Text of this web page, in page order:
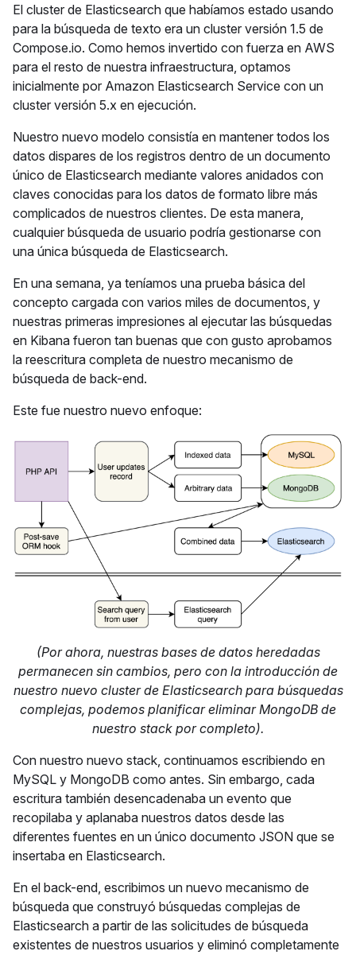
El cluster de Elasticsearch que habíamos estado usando
para la búsqueda de texto era un cluster versión 1.5 de
Compose.io. Como hemos invertido con fuerza en AWS
para el resto de nuestra infraestructura, optamos
inicialmente por Amazon Elasticsearch Service con un
cluster versión 5.x en ejecución.
Nuestro nuevo modelo consistía en mantener todos los
datos dispares de los registros dentro de un documento
único de Elasticsearch mediante valores anidados con
claves conocidas para los datos de formato libre más
complicados de nuestros clientes. De esta manera,
cualquier búsqueda de usuario podría gestionarse con
una única búsqueda de Elasticsearch.
En una semana, ya teníamos una prueba básica del
concepto cargada con varios miles de documentos, y
nuestras primeras impresiones al ejecutar las búsquedas
en Kibana fueron tan buenas que con gusto aprobamos
la reescritura completa de nuestro mecanismo de
búsqueda de back-end.
Este fue nuestro nuevo enfoque:
(Por ahora, nuestras bases de datos heredadas
permanecen sin cambios, pero con la introducción de
nuestro nuevo cluster de Elasticsearch para búsquedas
complejas, podemos planificar eliminar MongoDB de
nuestro stack por completo).
Con nuestro nuevo stack, continuamos escribiendo en
MySQL y MongoDB como antes. Sin embargo, cada
escritura también desencadenaba un evento que
recopilaba y aplanaba nuestros datos desde las
diferentes fuentes en un único documento JSON que se
insertaba en Elasticsearch.
En el back-end, escribimos un nuevo mecanismo de
búsqueda que construyó búsquedas complejas de
Elasticsearch a partir de las solicitudes de búsqueda
existentes de nuestros usuarios y eliminó completamente